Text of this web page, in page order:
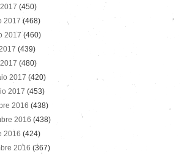
(450)
2017 (468)
2017 (460)
(439)
(480)
2017 (420)
2017 (453)
2016 (438)
2016 (438)
2016 (424)
2016 (367)